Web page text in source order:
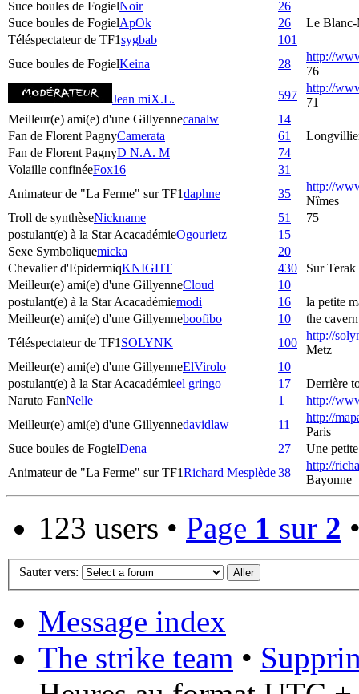
Suce boules de FogielNoir
26
Suce boules de FogielApOk 26
Le Blanc-
Téléspectateur de TF1sygbab
101
Suce boules de FogielKeina 28
http://
76
Jean miX.L. 597
http://
71
Meilleur(e) ami(e) d'une Gillyennecanalw
14
Fan de Florent PagnyCamerata 61
Fan de Florent PagnyD N.A. M
74
Volaille confinéeFox16
31
Animateur de "La Ferme" sur TF1daphne 35
http://
Nîmes
Troll de synthèseNickname 51
75
postulant(e) à la Star AcacadémieOgourietz
15
Sexe Symboliquemicka
20
Chevalier d'EpidermiqKNIGHT 430
Sur
Meilleur(e) ami(e) d'une GillyenneCloud
10
postulant(e) à la Star Acacadémiemodi 16
la petite
Meilleur(e) ami(e) d'une Gillyenneboofibo 10
the cavern
Téléspectateur de TF1 SOLYNK 100
http://
Metz
Meilleur(e) ami(e) d'une GillyenneElVirolo
10
postulant(e) à la Star Acacadémieel gringo 17
Derrière
Naruto FanNelle 1
http://
Meilleur(e) ami(e) d'une Gillyennedavidlaw 11
http://
Paris
Suce boules de FogielDena 27
Une
Animateur de "La Ferme" sur TF1Richard Mesplède38
http://
Bayonne
123 users • Page 1 sur 2
Sauter vers:
Message index
The strike team •